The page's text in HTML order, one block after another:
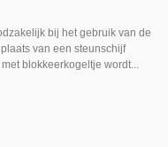
bij het gebruik van de
van een steunschijf
blokkeerkogeltje wordt...